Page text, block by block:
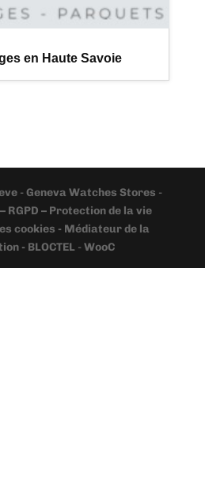
en Haute Savoie
-Geneva Watches Stores -
RGPD – Protection de la vie
cookies - Médiateur de la
- BLOCTEL -WooC